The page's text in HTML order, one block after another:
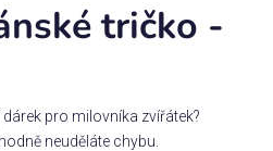
tričko -
pro milovníka zvířátek?
neuděláte chybu.